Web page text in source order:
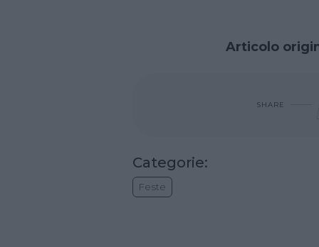
Articolo
SHARE
Categorie:
Feste